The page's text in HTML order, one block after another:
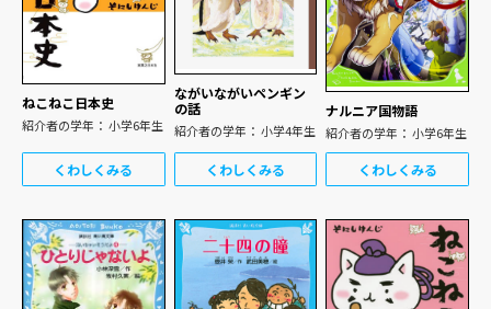
ねこねこ日本史
紹介者の学年： 小学6年生
くわしくみる
ながいながいペンギン
の話
紹介者の学年： 小学4年生
くわしくみる
ナルニア国物語
紹介者の学年： 小学6年生
くわしくみる